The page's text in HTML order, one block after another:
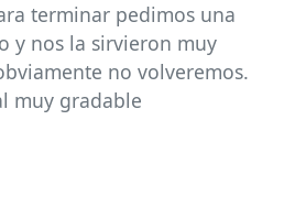
terminar pedimos una
y nos la sirvieron muy
no volveremos.
muy gradable